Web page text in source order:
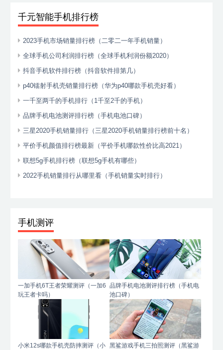
千元智能手机排行榜
2023手机市场销量排行榜（二零二一年手机销量）
全球手机公司利润排行榜（全球手机利润份额2020）
抖音手机软件排行榜（抖音软件排第几）
p40镭射手机壳销量排行榜（华为p40哪款手机壳好看）
一千至两千的手机排行（1千至2千的手机）
品牌手机电池测评排行榜（手机电池口碑）
三星2020手机销量排行（三星2020手机销量排行榜前十名）
平价手机颜值排行榜最新（平价手机哪款性价比高2021）
联想5g手机排行榜（联想5g手机有哪些）
2022手机销量排行从哪里看（手机销量实时排行）
手机测评
一加手机6T王者荣耀测评（一加6
玩王者卡吗）
品牌手机电池测评排行榜（手机电
池口碑）
小米12s哪款手机壳防摔测评（小 黑鲨游戏手机三拍照测评（黑鲨游